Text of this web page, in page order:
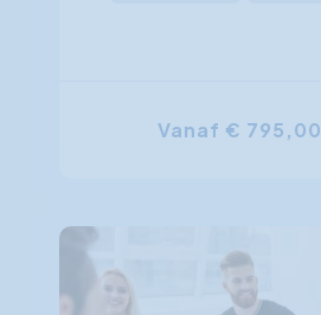
Vanaf € 795,00